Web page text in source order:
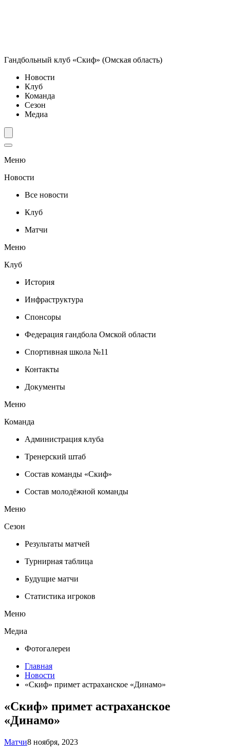
Гандбольный клуб «Скиф» (Омская область)
Новости
Клуб
Команда
Сезон
Медиа
Меню
Новости
Все новости
Клуб
Матчи
Меню
Клуб
История
Инфраструктура
Спонсоры
Федерация гандбола Омской области
Спортивная школа №11
Контакты
Документы
Меню
Команда
Администрация клуба
Тренерский штаб
Состав команды «Скиф»
Состав молодёжной команды
Меню
Сезон
Результаты матчей
Турнирная таблица
Будущие матчи
Статистика игроков
Меню
Медиа
Фотогалереи
Главная
Новости
«Скиф» примет астраханское «Динамо»
«Скиф» примет астраханское
«Динамо»
Матчи8 ноября, 2023